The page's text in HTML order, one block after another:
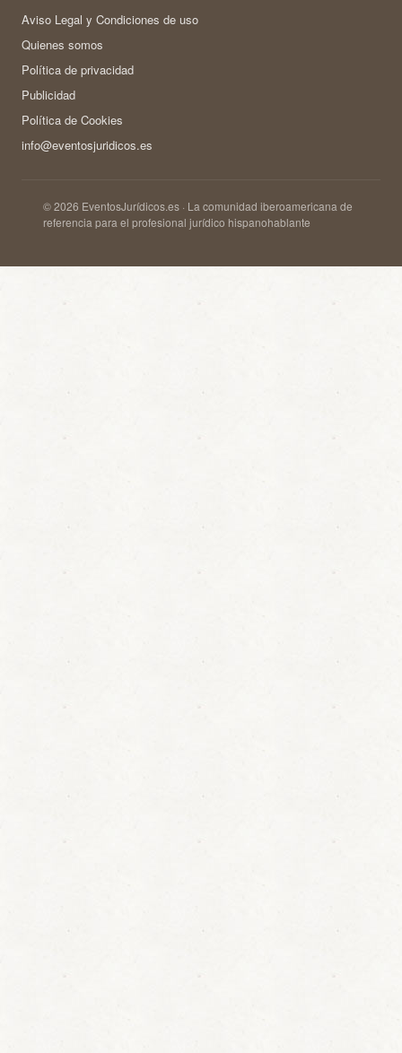
Aviso Legal y Condiciones de uso
Quienes somos
Política de privacidad
Publicidad
Política de Cookies
info@eventosjuridicos.es
© 2026 EventosJurídicos.es · La comunidad iberoamericana de
referencia para el profesional jurídico hispanohablante